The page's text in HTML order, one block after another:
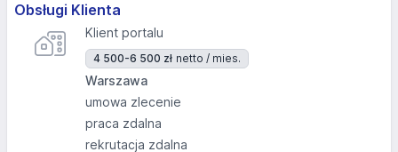
Obsługi Klienta
Klient portalu
4 500-6 500 zł netto / mies.
Warszawa
umowa zlecenie
praca zdalna
rekrutacja zdalna